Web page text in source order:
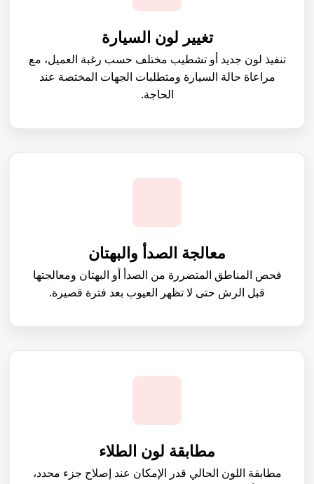
تغيير لون السيارة
تنفيذ لون جديد أو تشطيب مختلف حسب رغبة العميل، مع
مراعاة حالة السيارة ومتطلبات الجهات المختصة عند
الحاجة.
معالجة الصدأ والبهتان
فحص المناطق المتضررة من الصدأ أو البهتان ومعالجتها
قبل الرش حتى لا تظهر العيوب بعد فترة قصيرة.
مطابقة لون الطلاء
مطابقة اللون الحالي قدر الإمكان عند إصلاح جزء محدد،